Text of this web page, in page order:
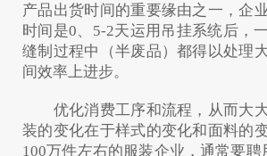
产品出货时间的重要缘由之一，企
时间是0、5-2天运用吊挂系统后，
缝制过程中（半废品）都得以处理
间效率上进步。
优化消费工序和流程，从而大大
装的变化在于样式的变化和面料的
100万件左右的服装企业，通常要聘